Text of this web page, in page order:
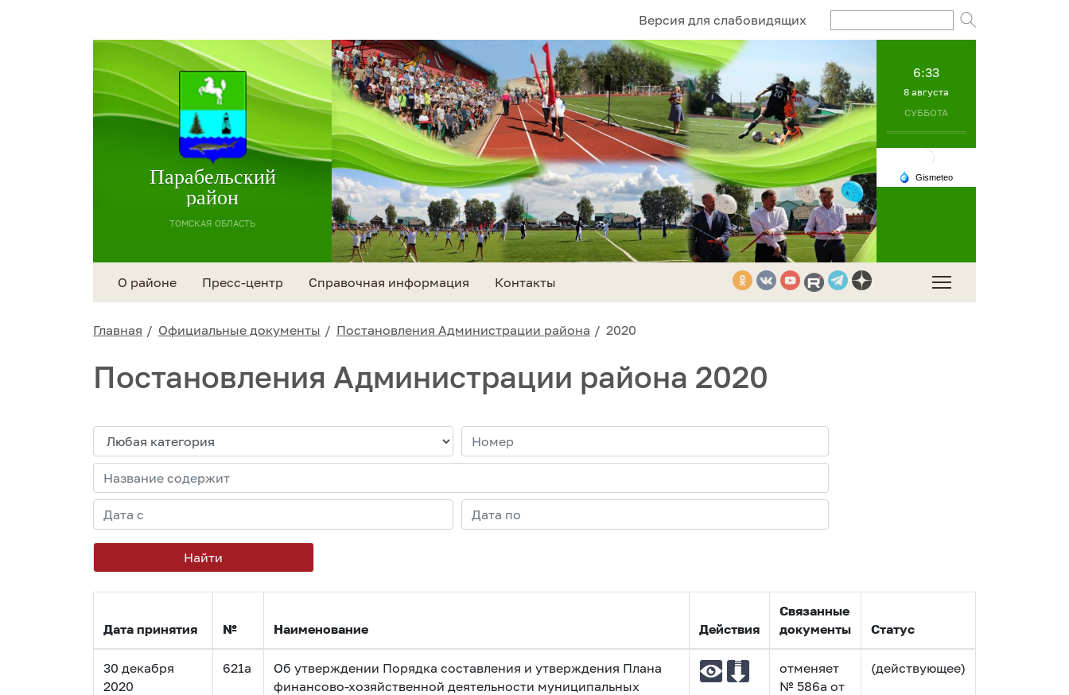
Версия для слабовидящих
Парабельский
район
ТОМСКАЯ ОБЛАСТЬ
6:33
8 августа
СУББОТА
О районе Пресс-центр Справочная информация Контакты
Главная Официальные документы Постановления Администрации района 2020
Постановления Администрации района 2020
Найти
Дата принятия № Наименование Действия
Связанные
документы
Статус
30 декабря
2020
621а
Об утверждении Порядка составления и утверждения Плана
финансово-хозяйственной деятельности муниципальных
отменяет
№ 586а от
(действующее)